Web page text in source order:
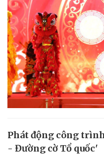
Phát động công
- Đường cờ Tổ quốc'